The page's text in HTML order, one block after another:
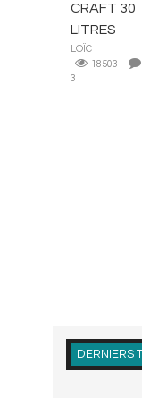
CRAFT 30
LITRES
LOÏC
18503
3
DERNIERS